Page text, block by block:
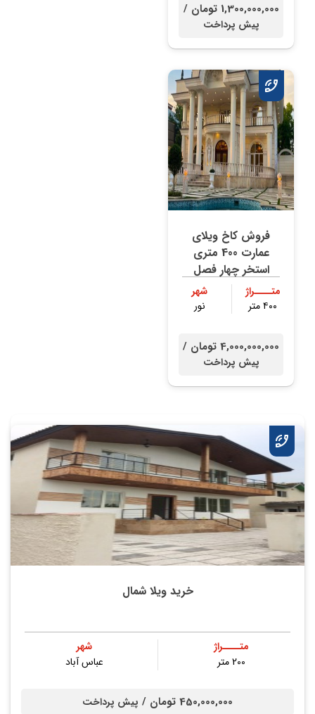
1,300,000,000 تومان /
پیش پرداخت
فروش کاخ ویلای
عمارت 400 متری
استخر چهار فصل
متــــراژ
۴۰۰ متر
شهر
نور
4,000,000,000 تومان /
پیش پرداخت
خرید ویلا شمال
متــــراژ
200 متر
شهر
عباس آباد
450,000,000 تومان / پیش پرداخت